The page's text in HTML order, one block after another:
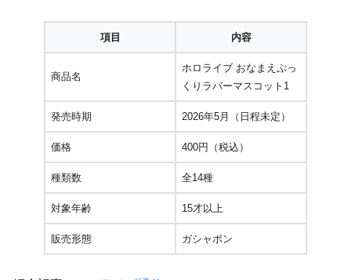
項目 内容
商品名
ホロライブ おなまえぷっ
くりラバーマスコット1
発売時期 2026年5月（日程未定）
価格 400円（税込）
種類数 全14種
対象年齢 15才以上
販売形態 ガシャポン